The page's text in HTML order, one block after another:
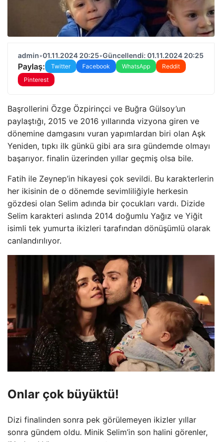
admin•01.11.2024 20:25•Güncellendi: 01.11.2024 20:25
Paylaş: Twitter Facebook WhatsApp
Reddit
Pinterest
Başrollerini Özge Özpirinçci ve Buğra Gülsoy’un
paylaştığı, 2015 ve 2016 yıllarında vizyona giren ve
dönemine damgasını vuran yapımlardan biri olan Aşk
Yeniden, tıpkı ilk günkü gibi ara sıra gündemde olmayı
başarıyor. finalin üzerinden yıllar geçmiş olsa bile.
Fatih ile Zeynep’in hikayesi çok sevildi. Bu karakterlerin
her ikisinin de o dönemde sevimliliğiyle herkesin
gözdesi olan Selim adında bir çocukları vardı. Dizide
Selim karakteri aslında 2014 doğumlu Yağız ve Yiğit
isimli tek yumurta ikizleri tarafından dönüşümlü olarak
canlandırılıyor.
Onlar çok büyüktü!
Dizi finalinden sonra pek görülemeyen ikizler yıllar
sonra gündem oldu. Minik Selim’in son halini görenler,